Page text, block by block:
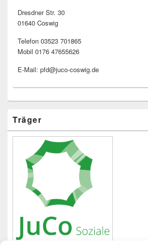
Dresdner Str. 30
01640 Coswig
Telefon 03523 701865
Mobil 0176 47655626
E-Mail: pfd@juco-coswig.de
Träger